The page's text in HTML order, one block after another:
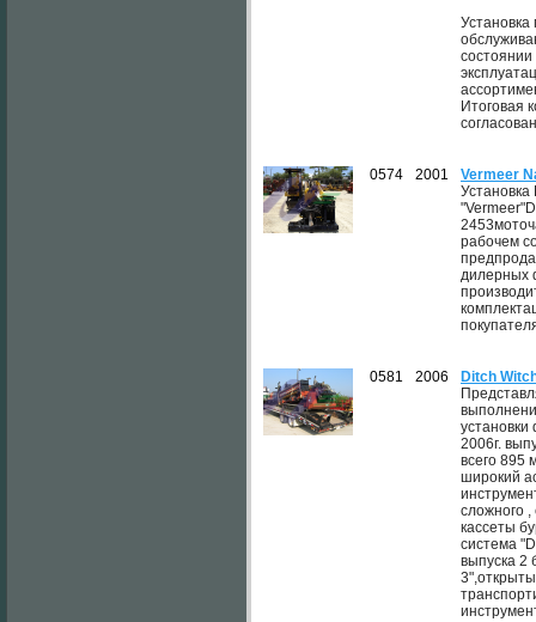
состоянии
Итоговая
0574 2001
Vermeer
рабочем
дилерных
0581 2006
Ditch
2006г.
всего 895
широкий
сложного ,
кассеты
система
выпуска 2